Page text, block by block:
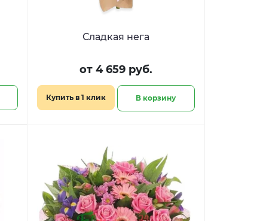
Сладкая нега
от 4 659 руб.
Купить в 1 клик В корзину